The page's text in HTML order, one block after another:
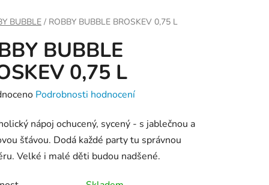
BUBBLE / ROBBY BUBBLE BROSKEV 0,75 L
BUBBLE
0,75 L
Podrobnosti hodnocení
nápoj ochucený, sycený - s jablečnou a
šťávou. Dodá každé party tu správnou
Velké i malé děti budou nadšené.